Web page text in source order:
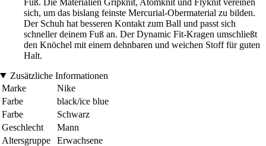
sich, um das bislang feinste Mercurial-Obermaterial zu bilden.
Der Schuh hat besseren Kontakt zum Ball und passt sich
schneller deinem Fuß an. Der Dynamic Fit-Kragen umschließt
den Knöchel mit einem dehnbaren und weichen Stoff für guten
Halt.
Zusätzliche Informationen
Marke
Nike
Farbe
black/ice blue
Farbe
Schwarz
Geschlecht
Mann
Altersgruppe
Erwachsene